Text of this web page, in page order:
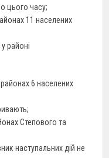
цього часу;
11 населених
районі
6 населених
Степового та
наступальних дій не